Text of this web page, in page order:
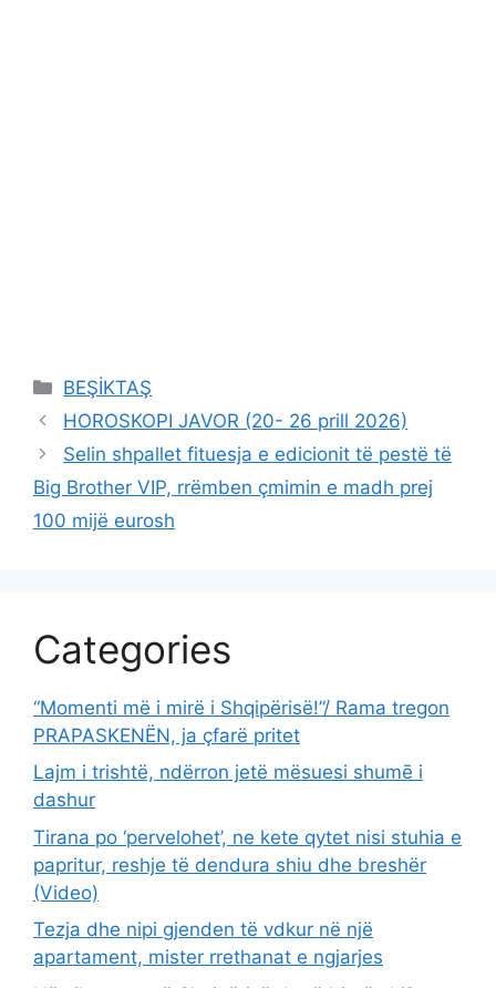
Categories
BEŞİKTAŞ
HOROSKOPI JAVOR (20- 26 prill 2026)
Selin shpallet fituesja e edicionit të pestë të
Big Brother VIP, rrëmben çmimin e madh prej
100 mijë eurosh
Categories
“Momenti më i mirë i Shqipërisë!”/ Rama tregon
PRAPASKENËN, ja çfarë pritet
Lajm i trishtë, ndërron jetë mësuesi shumē i
dashur
Tirana po ‘pervelohet’, ne kete qytet nisi stuhia e
papritur, reshje të dendura shiu dhe breshër
(Video)
Tezja dhe nipi gjenden të vdkur në një
apartament, mister rrethanat e ngjarjes